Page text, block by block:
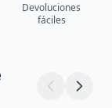
Devoluciones
fáciles